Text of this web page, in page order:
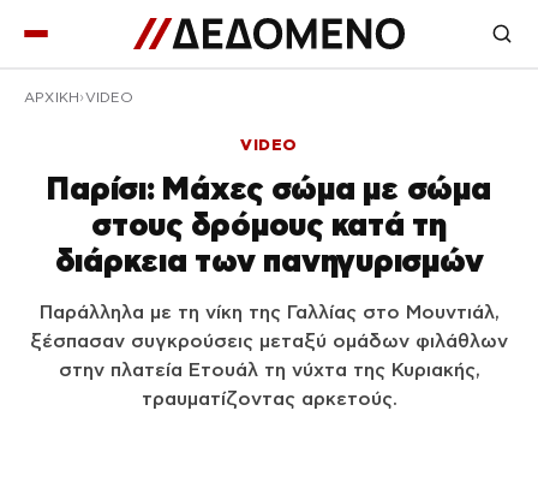
ΑΡΧΙΚΉ VIDEO
VIDEO
Παρίσι: Μάχες σώμα με σώμα
στους δρόμους κατά τη
διάρκεια των πανηγυρισμών
Παράλληλα με τη νίκη της Γαλλίας στο Μουντιάλ,
ξέσπασαν συγκρούσεις μεταξύ ομάδων φιλάθλων
στην πλατεία Ετουάλ τη νύχτα της Κυριακής,
τραυματίζοντας αρκετούς.